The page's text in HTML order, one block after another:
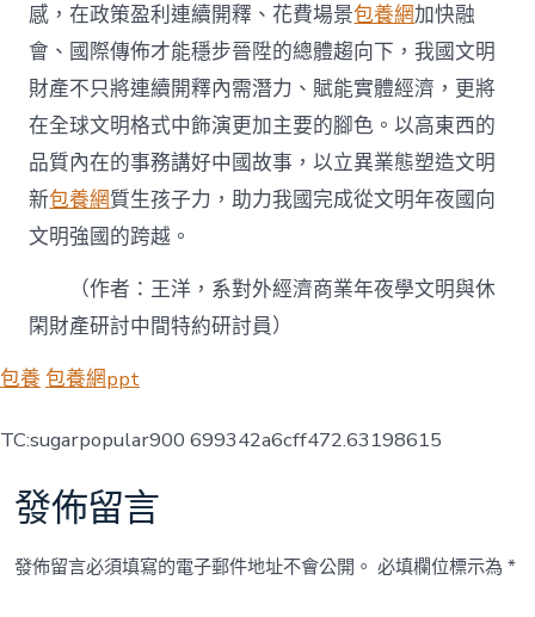
感，在政策盈利連續開釋、花費場景包養網加快融
會、國際傳佈才能穩步晉陞的總體趨向下，我國文明
財產不只將連續開釋內需潛力、賦能實體經濟，更將
在全球文明格式中飾演更加主要的腳色。以高東西的
品質內在的事務講好中國故事，以立異業態塑造文明
新包養網質生孩子力，助力我國完成從文明年夜國向
文明強國的跨越。
（作者：王洋，系對外經濟商業年夜學文明與休
閑財產研討中間特約研討員）
包養 包養網ppt
TC:sugarpopular900 699342a6cff472.63198615
發佈留言
發佈留言必須填寫的電子郵件地址不會公開。 必填欄位標示為*